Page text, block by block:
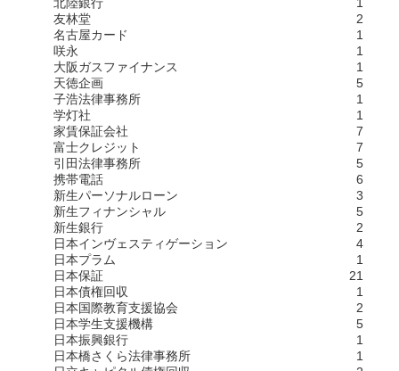
北陸銀行
1
友林堂
2
名古屋カード
1
咲永
1
大阪ガスファイナンス
1
天徳企画
5
子浩法律事務所
1
学灯社
1
家賃保証会社
7
富士クレジット
7
引田法律事務所
5
携帯電話
6
新生パーソナルローン
3
新生フィナンシャル
5
新生銀行
2
日本インヴェスティゲーション
4
日本プラム
1
日本保証
21
日本債権回収
1
日本国際教育支援協会
2
日本学生支援機構
5
日本振興銀行
1
日本橋さくら法律事務所
1